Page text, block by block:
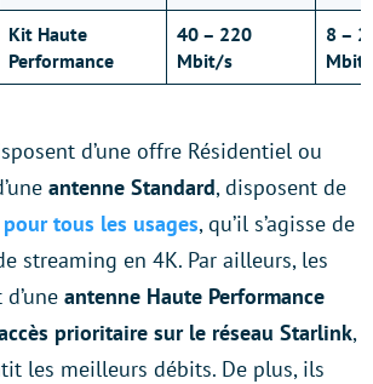
Kit Haute
Performance
40 – 220
Mbit/s
8 –
d’une offre Résidentiel ou
antenne Standard, disposent de
tous les usages, qu’il s’agisse de
streaming en 4K. Par ailleurs, les
antenne Haute Performance
prioritaire sur le réseau Starlink,
les meilleurs débits. De plus, ils